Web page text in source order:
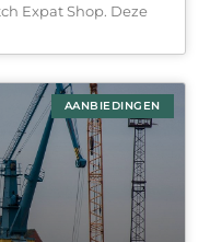
Expat Shop. Deze
AANBIEDINGEN